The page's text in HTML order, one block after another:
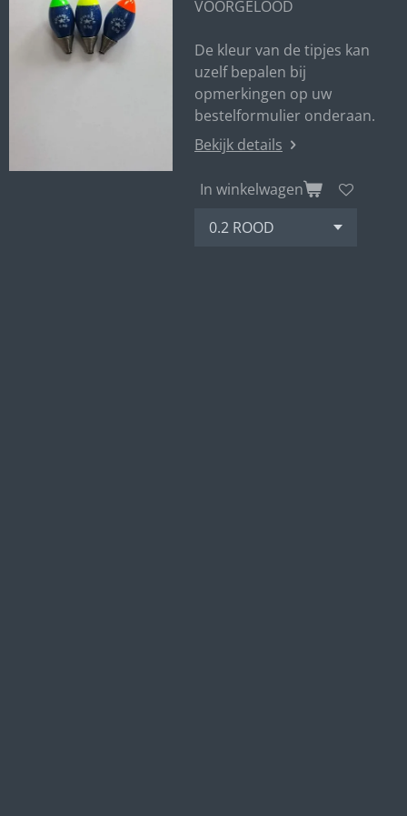
VOORGELOOD
De kleur van de tipjes kan
uzelf bepalen bij
opmerkingen op uw
bestelformulier onderaan.
Bekijk details
In winkelwagen